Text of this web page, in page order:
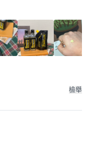
檢舉